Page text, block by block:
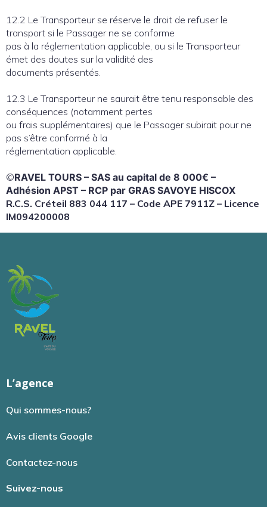
12.2 Le Transporteur se réserve le droit de refuser le
transport si le Passager ne se conforme
pas à la réglementation applicable, ou si le Transporteur
émet des doutes sur la validité des
documents présentés.
12.3 Le Transporteur ne saurait être tenu responsable des
conséquences (notamment pertes
ou frais supplémentaires) que le Passager subirait pour ne
pas s’être conformé à la
réglementation applicable.
©RAVEL TOURS – SAS au capital de 8 000€ –
Adhésion APST – RCP par GRAS SAVOYE HISCOX
R.C.S. Créteil 883 044 117 – Code APE 7911Z – Licence
IM094200008
L’agence
Qui sommes-nous?
Avis clients Google
Contactez-nous
Suivez-nous